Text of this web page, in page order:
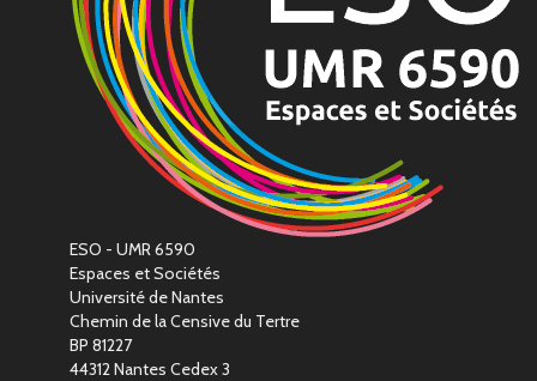
ESO - UMR 6590
Espaces et Sociétés
Université de Nantes
Chemin de la Censive du Tertre
BP 81227
44312 Nantes Cedex 3